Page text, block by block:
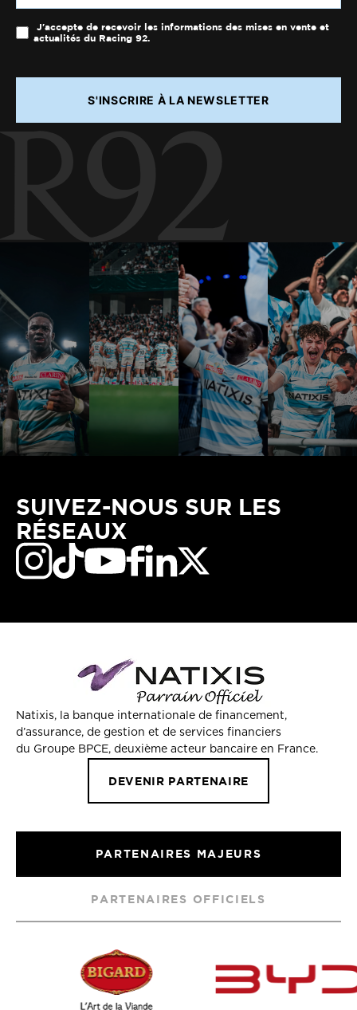
J'accepte de recevoir les informations des mises en vente et
actualités du Racing 92.
S'INSCRIRE À LA NEWSLETTER
SUIVEZ-NOUS SUR LES
RÉSEAUX
Natixis, la banque internationale de financement,
d’assurance, de gestion et de services financiers
du Groupe BPCE, deuxième acteur bancaire en France.
DEVENIR PARTENAIRE
PARTENAIRES MAJEURS
PARTENAIRES OFFICIELS